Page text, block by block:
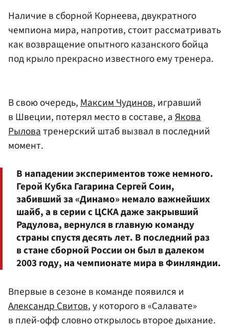
Наличие в сборной Корнеева, двукратного
чемпиона мира, напротив, стоит рассматривать
как возвращение опытного казанского бойца
под крыло прекрасно известного ему тренера.
В свою очередь,Максим Чудинов, игравший
в Швеции, потерял место в составе, аЯкова
Рыловатренерский штаб вызвал в последний
момент.
В нападении экспериментов тоже немного.
Герой Кубка Гагарина Сергей Соин,
забивший за «Динамо» немало важнейших
шайб, а в серии с ЦСКА даже закрывший
Радулова, вернулся в главную команду
страны спустя десять лет. В последний раз
в стане сборной России он был в далеком
2003 году, на чемпионате мира в Финляндии.
Впервые в сезоне в команде появился и
Александр Свитов, у которого в «Салавате»
в плей-офф словно открылось второе дыхание.